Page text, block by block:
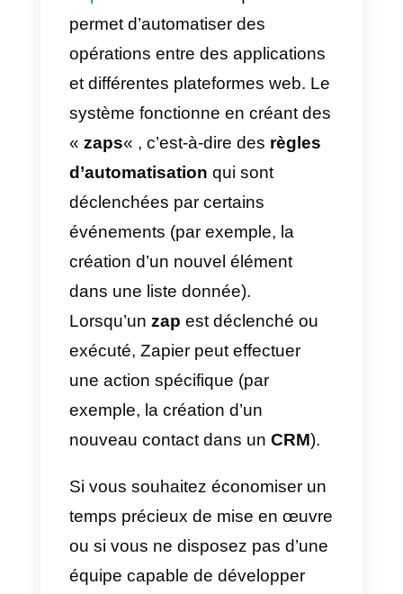
les entreprises de tous les
secteurs pour relierWhatsApp
Zendesk est la gestion et la
synchronisation des contacts.
Ceci est rendu possible par la
section de ladocumentation de
l’API Callbell consacrée aux
contacts.
C’est ainsi que vous pouvez, par
exemple, synchroniser
automatiquement les
WhatsAppgénérés dans
avec la section descontacts de
Zendesk(et viceversa).